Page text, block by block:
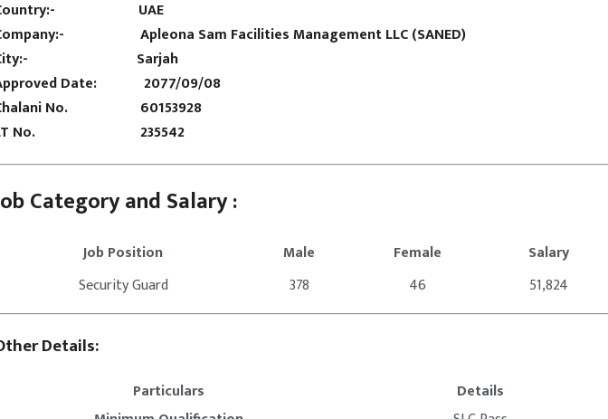
UAE
Apleona Sam Facilities Management LLC (SANED)
Sarjah
Date: 2077/09/08
No. 60153928
No. 235542
Category and Salary :
Job Position Male Female
Salary
Security Guard
378 46 51,824
Details:
Particulars
Details